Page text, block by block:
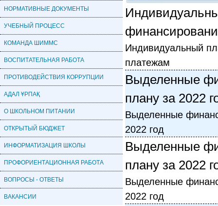
НОРМАТИВНЫЕ ДОКУМЕНТЫ
УЧЕБНЫЙ ПРОЦЕСС
КОМАНДА ШИММС
ВОСПИТАТЕЛЬНАЯ РАБОТА
ПРОТИВОДЕЙСТВИЯ КОРРУПЦИИ
АДАЛ ҰРПАҚ
О ШКОЛЬНОМ ПИТАНИИ
ОТКРЫТЫЙ БЮДЖЕТ
ИНФОРМАТИЗАЦИЯ ШКОЛЫ
ПРОФОРИЕНТАЦИОННАЯ РАБОТА
ВОПРОСЫ - ОТВЕТЫ
ВАКАНСИИ
Индивидуальный
платежам
Выделенные
плану за 2022
Выделенные
2022 год
Выделенные
плану за 2022
Выделенные
2022 год